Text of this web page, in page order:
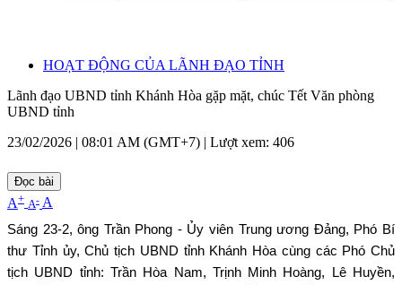
HOẠT ĐỘNG CỦA LÃNH ĐẠO TỈNH
Lãnh đạo UBND tỉnh Khánh Hòa gặp mặt, chúc Tết Văn phòng
UBND tỉnh
23/02/2026 | 08:01 AM (GMT+7) | Lượt xem: 406
Đọc bài
A+ A- A
Sáng 23-2, ông Trần Phong - Ủy viên Trung ương Đảng, Phó Bí
thư Tỉnh ủy, Chủ tịch UBND tỉnh Khánh Hòa cùng các Phó Chủ
tịch UBND tỉnh: Trần Hòa Nam, Trịnh Minh Hoàng, Lê Huyền,